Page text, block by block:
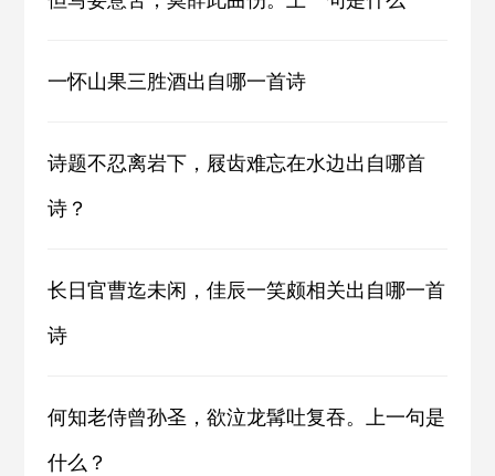
一怀山果三胜酒出自哪一首诗
诗题不忍离岩下，屐齿难忘在水边出自哪首
诗？
长日官曹迄未闲，佳辰一笑颇相关出自哪一首
诗
何知老侍曾孙圣，欲泣龙髯吐复吞。上一句是
什么？